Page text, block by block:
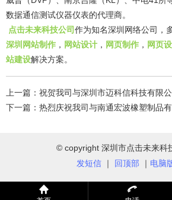
数据通信测试仪器仪表的代理商。
点击未来科技公司作为知名深圳网络公司，
深圳网站制作 ， 网站设计 ， 网页制作 ， 网页
站建设解决方案。
上一篇： 祝贺我司与深圳市迈科信科技有限
下一篇： 热烈庆祝我司与南通宏波橡塑制品
© copyright 深圳市点击未来科
发短信 ｜ 回顶部 ｜ 电脑